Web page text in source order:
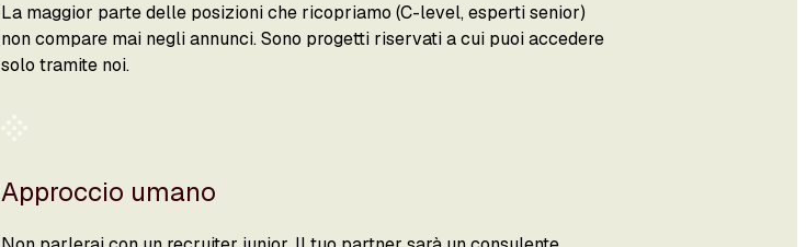
La maggior parte delle posizioni che ricopriamo (C-level, esperti senior)
non compare mai negli annunci. Sono progetti riservati a cui puoi accedere
solo tramite noi.
Approccio umano